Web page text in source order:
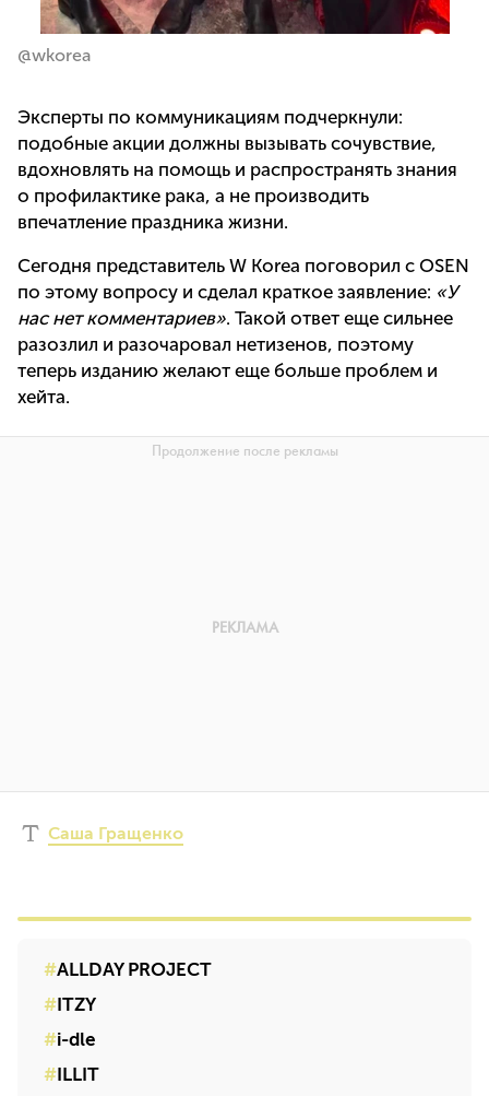
@wkorea
Эксперты по коммуникациям подчеркнули:
подобные акции должны вызывать сочувствие,
вдохновлять на помощь и распространять знания
о профилактике рака, а не производить
впечатление праздника жизни.
Сегодня представитель W Korea поговорил с OSEN
по этому вопросу и сделал краткое заявление: «У
нас нет комментариев». Такой ответ еще сильнее
разозлил и разочаровал нетизенов, поэтому
теперь изданию желают еще больше проблем и
хейта.
Саша Гращенко
ALLDAY PROJECT
ITZY
i-dle
ILLIT